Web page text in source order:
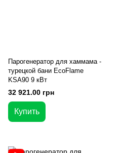
Парогенератор для хаммама -
турецкой бани EcoFlame
KSA90 9 кВт
32 921.00 грн
Купить